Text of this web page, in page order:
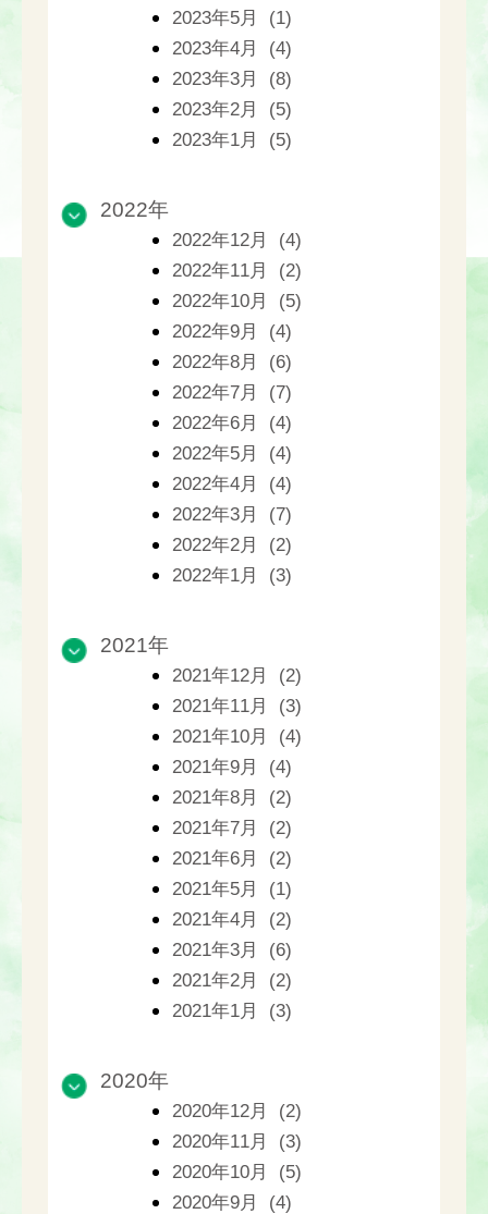
2023年5月 (1)
2023年4月 (4)
2023年3月 (8)
2023年2月 (5)
2023年1月 (5)
2022年
2022年12月 (4)
2022年11月 (2)
2022年10月 (5)
2022年9月 (4)
2022年8月 (6)
2022年7月 (7)
2022年6月 (4)
2022年5月 (4)
2022年4月 (4)
2022年3月 (7)
2022年2月 (2)
2022年1月 (3)
2021年
2021年12月 (2)
2021年11月 (3)
2021年10月 (4)
2021年9月 (4)
2021年8月 (2)
2021年7月 (2)
2021年6月 (2)
2021年5月 (1)
2021年4月 (2)
2021年3月 (6)
2021年2月 (2)
2021年1月 (3)
2020年
2020年12月 (2)
2020年11月 (3)
2020年10月 (5)
2020年9月 (4)